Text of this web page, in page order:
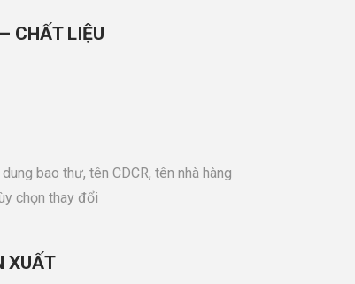
CHẤT LIỆU
bao thư, tên CDCR, tên nhà hàng
chọn thay đổi
XUẤT